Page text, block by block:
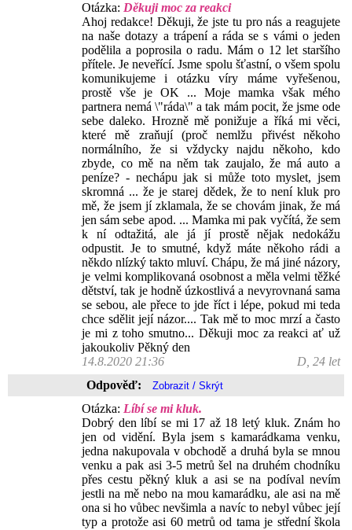
Otázka: Děkuji moc za reakci
Ahoj redakce! Děkuji, že jste tu pro nás a reagujete
na naše dotazy a trápení a ráda se s vámi o jeden
podělila a poprosila o radu. Mám o 12 let staršího
přítele. Je neveřící. Jsme spolu šťastní, o všem spolu
komunikujeme i otázku víry máme vyřešenou,
prostě vše je OK ... Moje mamka však mého
partnera nemá \"ráda\" a tak mám pocit, že jsme ode
sebe daleko. Hrozně mě ponižuje a říká mi věci,
které mě zraňují (proč nemlžu přivést někoho
normálního, že si vždycky najdu někoho, kdo
zbyde, co mě na něm tak zaujalo, že má auto a
peníze? - nechápu jak si může toto myslet, jsem
skromná ... že je starej dědek, že to není kluk pro
mě, že jsem jí zklamala, že se chovám jinak, že má
jen sám sebe apod. ... Mamka mi pak vyčítá, že sem
k ní odtažitá, ale já jí prostě nějak nedokážu
odpustit. Je to smutné, když máte někoho rádi a
někdo nlízký takto mluví. Chápu, že má jiné názory,
je velmi komplikovaná osobnost a měla velmi těžké
dětství, tak je hodně úzkostlivá a nevyrovnaná sama
se sebou, ale přece to jde říct i lépe, pokud mi teda
chce sdělit její názor.... Tak mě to moc mrzí a často
je mi z toho smutno... Děkuji moc za reakci ať už
jakoukoliv Pěkný den
14.8.2020 21:36
D, 24 let
Odpověď:
Otázka: Líbí se mi kluk.
Dobrý den líbí se mi 17 až 18 letý kluk. Znám ho
jen od vidění. Byla jsem s kamarádkama venku,
jedna nakupovala v obchodě a druhá byla se mnou
venku a pak asi 3-5 metrů šel na druhém chodníku
přes cestu pěkný kluk a asi se na podíval nevím
jestli na mě nebo na mou kamarádku, ale asi na mě
ona si ho vůbec nevšimla a navíc to nebyl vůbec její
typ a protože asi 60 metrů od tama je střední škola